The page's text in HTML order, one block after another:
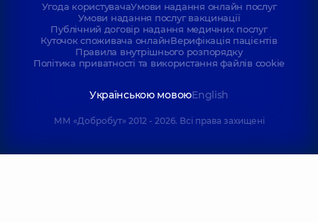
Угода користувачаУмови надання онлайн послуг
Умови надання послуг вакцинації
Публічний договір надання медичних послуг
Куточок споживача онлайнВерифікація пацієнтів
Правила внутрішнього розпорядку
Політика приватності та використання файлів cookie
Українською мовоюEnglish
ММ «Добробут» 2012 - 2026. Всі права захищені